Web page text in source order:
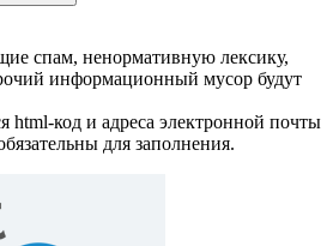
спам, ненормативную лексику,
информационный мусор будут
html-код и адреса электронной почты
для заполнения.